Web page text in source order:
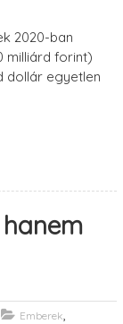
2020-ban
milliárd forint)
dollár egyetlen
Emberek,